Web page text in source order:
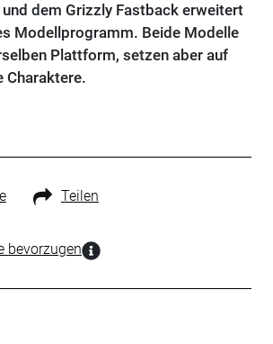
dem Grizzly Fastback erweitert
Modellprogramm. Beide Modelle
Plattform, setzen aber auf
Charaktere.
Teilen
bevorzugen